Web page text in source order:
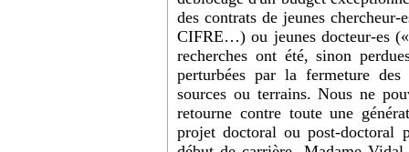
des contrats de jeunes
CIFRE…) ou jeunes docteur-es
recherches ont été, sinon
perturbées par la fermeture
sources ou terrains. Nous ne
retourne contre toute une
projet doctoral ou post-doctoral